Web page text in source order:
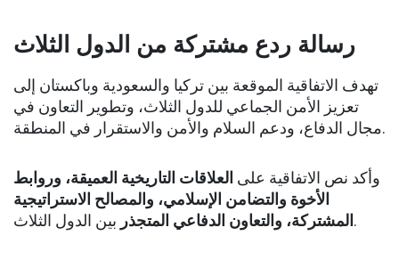
رسالة ردع مشتركة من الدول الثلاث
تهدف الاتفاقية الموقعة بين تركيا والسعودية وباكستان إلى
تعزيز الأمن الجماعي للدول الثلاث، وتطوير التعاون في
مجال الدفاع، ودعم السلام والأمن والاستقرار في المنطقة.
وأكد نص الاتفاقية على العلاقات التاريخية العميقة، وروابط
الأخوة والتضامن الإسلامي، والمصالح الاستراتيجية
المشتركة، والتعاون الدفاعي المتجذر بين الدول الثلاث.